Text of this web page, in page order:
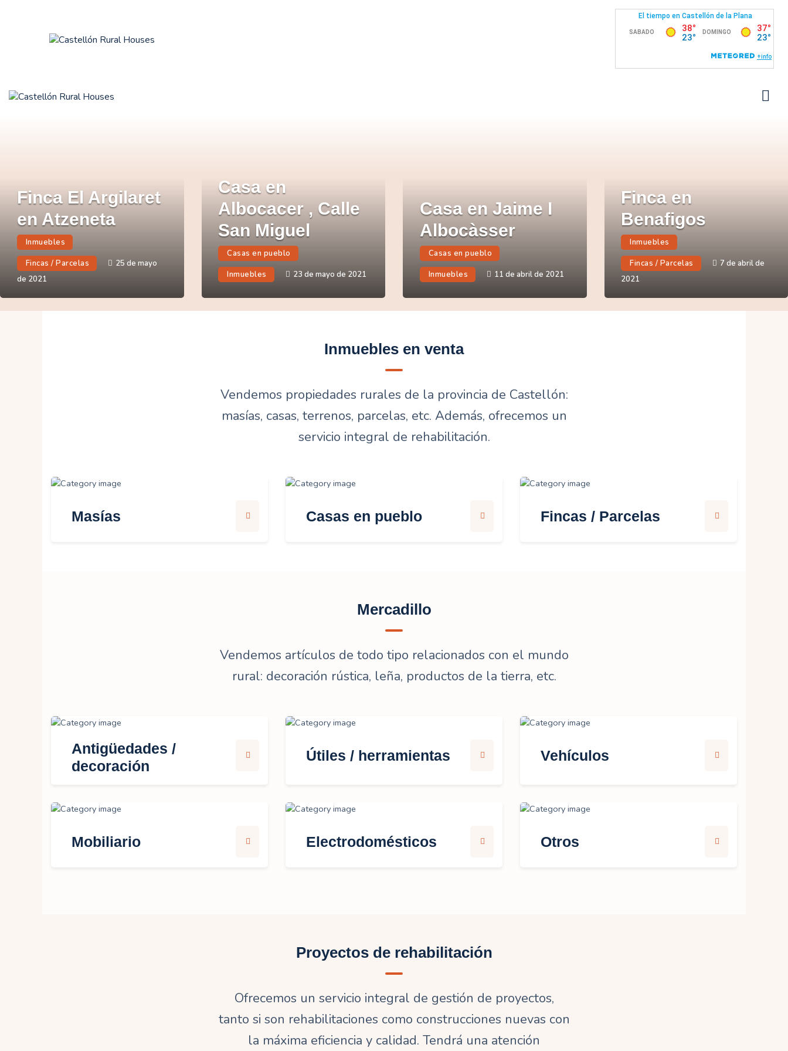
Finca El Argilaret
en Atzeneta
Inmuebles
Fincas / Parcelas
25 de mayo
de 2021
Casa en
Albocacer , Calle
San Miguel
Casas en pueblo
Inmuebles
23 de mayo de 2021
Casa en Jaime I
Albocàsser
Casas en pueblo
Inmuebles
11 de abril de 2021
Finca en
Benafigos
Inmuebles
Fincas / Parcelas
7 de abril de
2021
Inmuebles en venta
Vendemos propiedades rurales de la provincia de Castellón:
masías, casas, terrenos, parcelas, etc. Además, ofrecemos un
servicio integral de rehabilitación.
Masías Casas en pueblo Fincas / Parcelas
Mercadillo
Vendemos artículos de todo tipo relacionados con el mundo
rural: decoración rústica, leña, productos de la tierra, etc.
Antigüedades /
decoración
Útiles / herramientas Vehículos
Mobiliario Electrodomésticos Otros
Proyectos de rehabilitación
Ofrecemos un servicio integral de gestión de proyectos,
tanto si son rehabilitaciones como construcciones nuevas con
la máxima eficiencia y calidad. Tendrá una atención